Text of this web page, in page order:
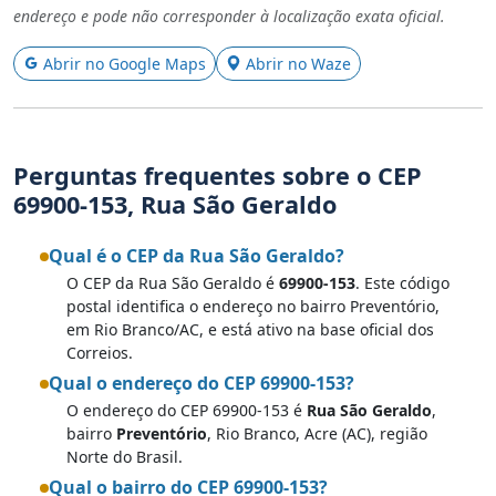
endereço e pode não corresponder à localização exata oficial.
Abrir no Google Maps Abrir no Waze
Perguntas frequentes sobre o CEP
69900-153, Rua São Geraldo
Qual é o CEP da Rua São Geraldo?
O CEP da Rua São Geraldo é 69900-153. Este código
postal identifica o endereço no bairro Preventório,
em Rio Branco/AC, e está ativo na base oficial dos
Correios.
Qual o endereço do CEP 69900-153?
O endereço do CEP 69900-153 é Rua São Geraldo,
bairro Preventório, Rio Branco, Acre (AC), região
Norte do Brasil.
Qual o bairro do CEP 69900-153?